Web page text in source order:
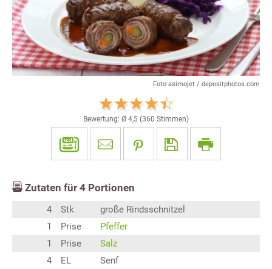
Foto asimojet / depositphotos.com
Bewertung: Ø 4,5 (360 Stimmen)
Zutaten für 4 Portionen
4 Stk
große Rindsschnitzel
1
Prise
Pfeffer
1
Prise
Salz
4
EL
Senf